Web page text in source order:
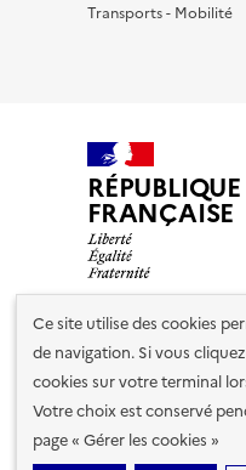
Ce site utilise des cookies
de navigation. Si vous
cookies sur votre terminal
Votre choix est conservé
page « Gérer les cookies »
Transports - Mobilité
RÉPUBLIQUE
FRANÇAISE
Nos partenaires
Plan du site